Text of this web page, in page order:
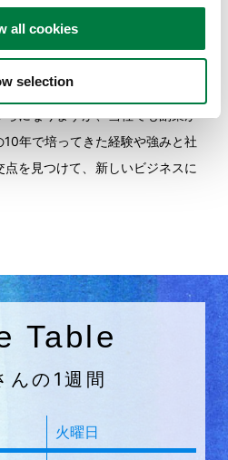
all cookies
selection
も行っています。固め方によっ
くるので、今まで研究していた接
ローチのチャレンジですね。ま
にもチャレンジしてみることで
になりますが、当社でも副業が
年で培ってきた経験や強みと社
を見つけて、新しいビジネスに
Table
んの1週間
火曜日